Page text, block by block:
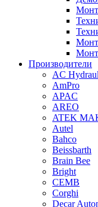
Производители
AC
AmPro
APAC
AREO
ATEK
Autel
Bahco
Beissbarth
Brain Bee
Bright
CEMB
Corghi
Decar